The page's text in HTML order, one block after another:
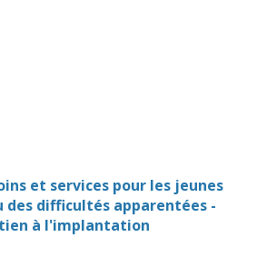
et services pour les jeunes
des difficultés apparentées -
à l'implantation